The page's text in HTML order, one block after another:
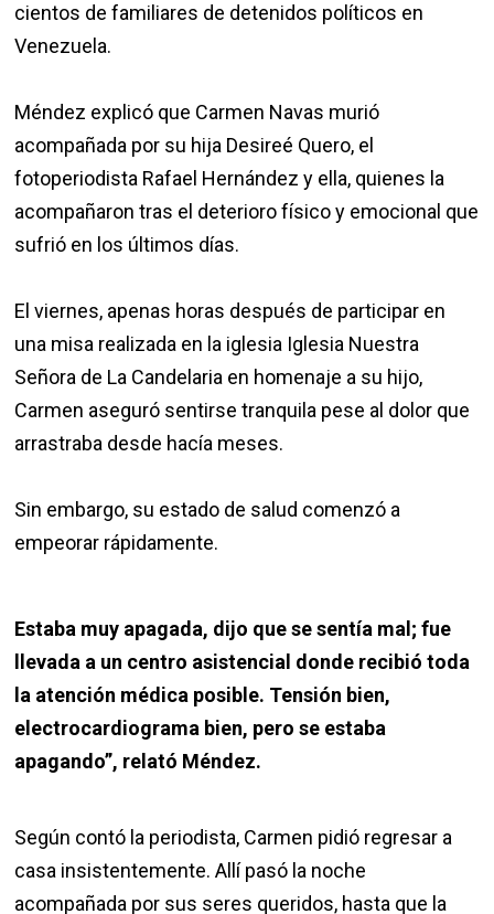
cientos de familiares de detenidos políticos en
Venezuela.
Méndez explicó que Carmen Navas murió
acompañada por su hija Desireé Quero, el
fotoperiodista Rafael Hernández y ella, quienes la
acompañaron tras el deterioro físico y emocional que
sufrió en los últimos días.
El viernes, apenas horas después de participar en
una misa realizada en la iglesia Iglesia Nuestra
Señora de La Candelaria en homenaje a su hijo,
Carmen aseguró sentirse tranquila pese al dolor que
arrastraba desde hacía meses.
Sin embargo, su estado de salud comenzó a
empeorar rápidamente.
Estaba muy apagada, dijo que se sentía mal; fue
llevada a un centro asistencial donde recibió toda
la atención médica posible. Tensión bien,
electrocardiograma bien, pero se estaba
apagando”, relató Méndez.
Según contó la periodista, Carmen pidió regresar a
casa insistentemente. Allí pasó la noche
acompañada por sus seres queridos, hasta que la